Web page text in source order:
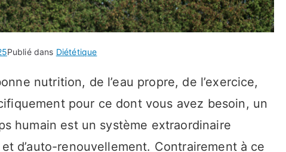
Publié dans Diététique
nutrition, de l’eau propre, de l’exercice,
pour ce dont vous avez besoin, un
humain est un système extraordinaire
d’auto-renouvellement. Contrairement à ce